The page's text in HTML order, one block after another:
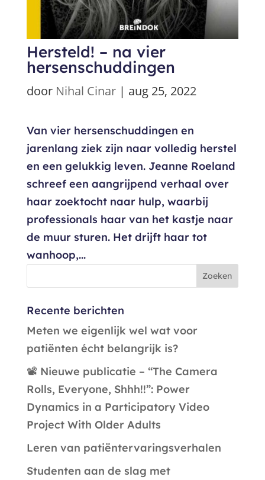
Hersteld! – na vier
hersenschuddingen
door Nihal Cinar| aug 25, 2022
Van vier hersenschuddingen en
jarenlang ziek zijn naar volledig herstel
en een gelukkig leven. Jeanne Roeland
schreef een aangrijpend verhaal over
haar zoektocht naar hulp, waarbij
professionals haar van het kastje naar
de muur sturen. Het drijft haar tot
wanhoop,...
Recente berichten
Meten we eigenlijk wel wat voor
patiënten écht belangrijk is?
📽️ Nieuwe publicatie – “The Camera
Rolls, Everyone, Shhh!!”: Power
Dynamics in a Participatory Video
Project With Older Adults
Leren van patiëntervaringsverhalen
Studenten aan de slag met